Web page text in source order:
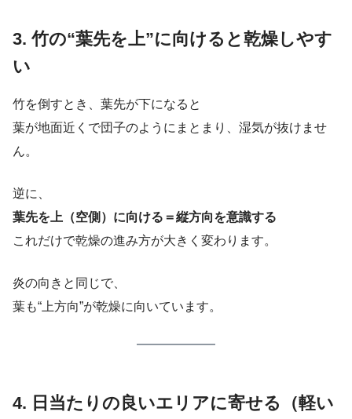
3. 竹の“葉先を上”に向けると乾燥しやす
い
竹を倒すとき、葉先が下になると
葉が地面近くで団子のようにまとまり、湿気が抜けませ
ん。
逆に、
葉先を上（空側）に向ける＝縦方向を意識する
これだけで乾燥の進み方が大きく変わります。
炎の向きと同じで、
葉も“上方向”が乾燥に向いています。
4. 日当たりの良いエリアに寄せる（軽い